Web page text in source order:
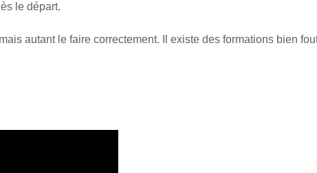
le départ.
autant le faire correctement. Il existe des formations bien